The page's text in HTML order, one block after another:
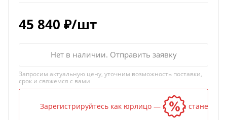
45 840 ₽/шт
Нет в наличии. Отправить заявку
Запросим актуальную цену, уточним возможность поставки,
срок и свяжемся с вами
Зарегистрируйтесь как юрлицо — и цена станет